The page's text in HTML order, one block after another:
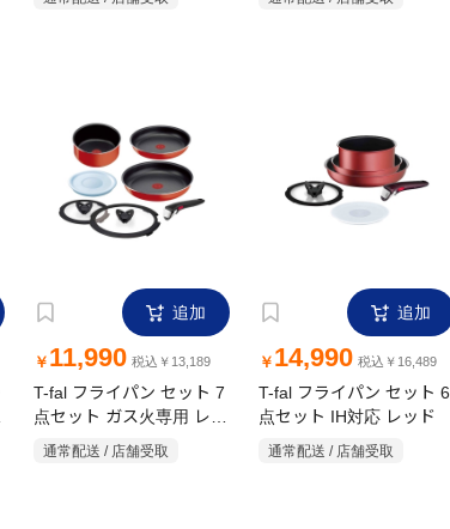
追加
￥ 11,990 税込￥13,189
T-fal フライパン セット 7
点セット ガス火専用 レッ
通常配送 / 店舗受取
追加
￥ 14,990 税込￥16,489
T-fal フライパン セット 6
点セット IH対応 レッド
通常配送 / 店舗受取